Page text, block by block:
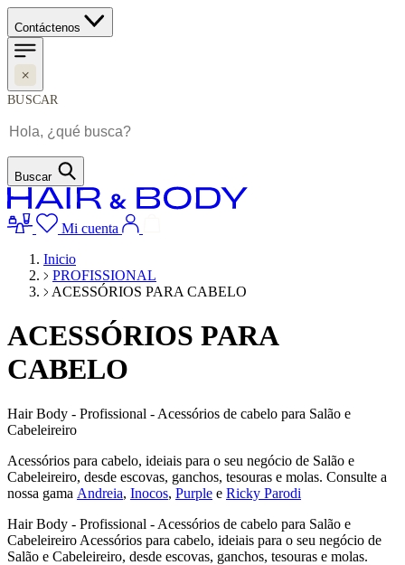
Contáctenos
BUSCAR
Buscar
Mi cuenta
Inicio
PROFISSIONAL
ACESSÓRIOS PARA CABELO
ACESSÓRIOS PARA
CABELO
Hair Body - Profissional - Acessórios de cabelo para Salão e
Cabeleireiro
Acessórios para cabelo, ideiais para o seu negócio de Salão e
Cabeleireiro, desde escovas, ganchos, tesouras e molas. Consulte a
nossa gama Andreia, Inocos, Purple e Ricky Parodi
Hair Body - Profissional - Acessórios de cabelo para Salão e
Cabeleireiro Acessórios para cabelo, ideiais para o seu negócio de
Salão e Cabeleireiro, desde escovas, ganchos, tesouras e molas.